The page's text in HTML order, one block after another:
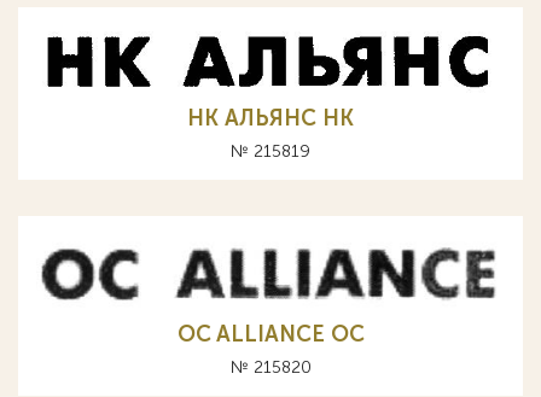
НК АЛЬЯНС HK
№ 215819
OC ALLIANCE ОС
№ 215820